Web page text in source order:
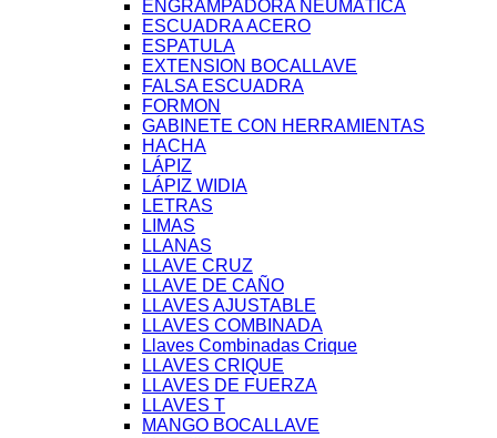
ENGRAMPADORA NEUMÁTICA
ESCUADRA ACERO
ESPATULA
EXTENSION BOCALLAVE
FALSA ESCUADRA
FORMON
GABINETE CON HERRAMIENTAS
HACHA
LÁPIZ
LÁPIZ WIDIA
LETRAS
LIMAS
LLANAS
LLAVE CRUZ
LLAVE DE CAÑO
LLAVES AJUSTABLE
LLAVES COMBINADA
Llaves Combinadas Crique
LLAVES CRIQUE
LLAVES DE FUERZA
LLAVES T
MANGO BOCALLAVE